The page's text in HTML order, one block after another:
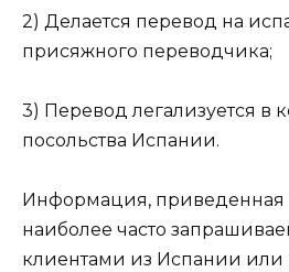
2) Делается перевод на
присяжного переводчика;
3) Перевод легализуется в
посольства Испании.
Информация, приведенная
наиболее часто
клиентами из Испании